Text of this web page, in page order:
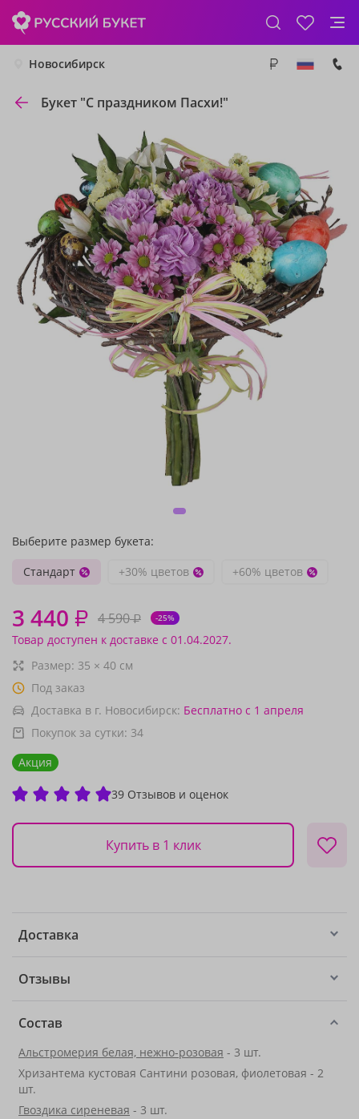
Новосибирск
Букет "С праздником Пасхи!"
Выберите размер букета:
Стандарт
+30% цветов +60% цветов
3 440 ₽ 4 590₽ -25%
Товар доступен к доставке с 01.04.2027.
Размер: 35 × 40 см
Под заказ
Доставка в г. Новосибирск: Бесплатно с 1 апреля
Покупок за сутки: 34
Акция
39 Отзывов и оценок
Купить в 1 клик
Доставка
Отзывы
Состав
Альстромерия белая, нежно-розовая - 3 шт.
Хризантема кустовая Сантини розовая, фиолетовая - 2
шт.
Гвоздика сиреневая - 3 шт.